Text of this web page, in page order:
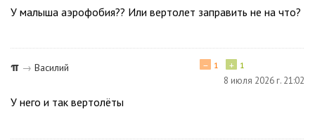
У малыша аэрофобия?? Или вертолет заправить не на что?
π → Василий + 1
− 1
8 июля 2026 г. 21:02
У него и так вертолёты